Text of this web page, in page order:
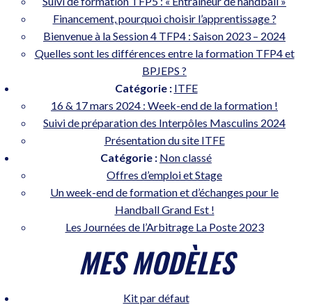
Financement, pourquoi choisir l’apprentissage ?
Bienvenue à la Session 4 TFP4 : Saison 2023 – 2024
Quelles sont les différences entre la formation TFP4 et
BPJEPS ?
Catégorie : ITFE
16 & 17 mars 2024 : Week-end de la formation !
Suivi de préparation des Interpôles Masculins 2024
Présentation du site ITFE
Catégorie : Non classé
Offres d’emploi et Stage
Un week-end de formation et d’échanges pour le
Handball Grand Est !
Les Journées de l’Arbitrage La Poste 2023
MES MODÈLES
Kit par défaut